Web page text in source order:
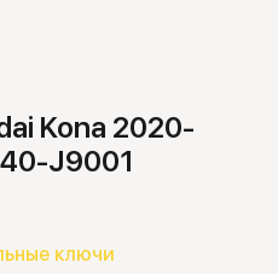
Kona 2020-
J9001
ключи